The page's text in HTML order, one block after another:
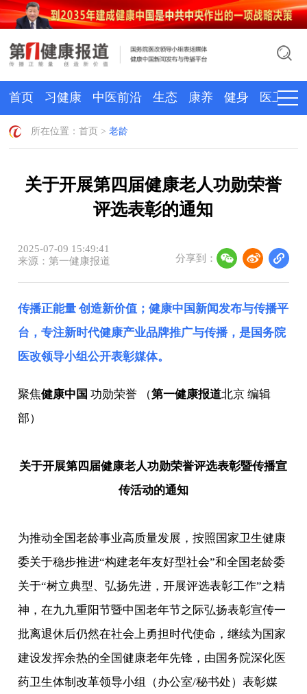
首页 习健康 中医前沿 生态 康养 健身 医卫
所在位置：首页 >老龄
关于开展第四届健康老人功勋荣誉
评选表彰的通知
2025-07-09 15:49:41
来源：第一健康报道
分享到：
传播正能量 创造新价值；健康中国新闻发布与传播平
台，专注新时代健康产业品牌推广与传播，是国务院
医改领导小组公开表彰媒体。
聚焦健康中国 功勋荣誉 （第一健康报道北京 编辑
部）
关于开展第四届健康老人功勋荣誉评选表彰暨传播宣
传活动的通知
为推动全国老龄事业高质量发展，按照国家卫生健康
委关于稳步推进“构建老年友好型社会”和全国老龄委
关于“树立典型、弘扬先进，开展评选表彰工作”之精
神，在九九重阳节暨中国老年节之际弘扬表彰宣传一
批离退休后仍然在社会上勇担时代使命，继续为国家
建设发挥余热的全国健康老年先锋，由国务院深化医
药卫生体制改革领导小组（办公室/秘书处）表彰媒